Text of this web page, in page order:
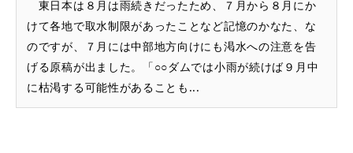
東日本は８月は雨続きだったため、７月から８月にか
けて各地で取水制限があったことなど記憶のかなた、な
のですが、７月には中部地方向けにも渇水への注意を告
げる原稿が出ました。「○○ダムでは小雨が続けば９月中
に枯渇する可能性があることも...